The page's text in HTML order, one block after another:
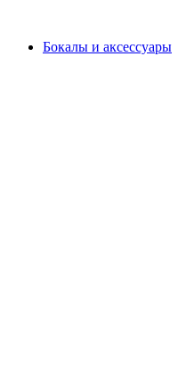
Бокалы и аксессуары